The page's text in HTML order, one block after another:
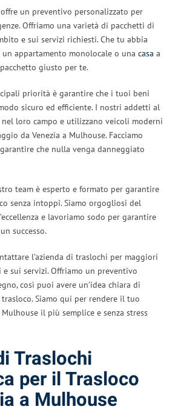
offre un preventivo personalizzato per
Offriamo una varietà di pacchetti di
e sui servizi richiesti. Che tu abbia
appartamento monolocale o una casa a
giusto per te.
priorità è garantire che i tuoi beni
sicuro ed efficiente. I nostri addetti al
loro campo e utilizzano veicoli moderni
da Venezia a Mulhouse. Facciamo
che nulla venga danneggiato
team è esperto e formato per garantire
senza intoppi. Siamo orgogliosi del
e lavoriamo sodo per garantire
successo.
l’azienda di traslochi per maggiori
sui servizi. Offriamo un preventivo
così puoi avere un’idea chiara di
Siamo qui per rendere il tuo
il più semplice e senza stress
Traslochi
per il Trasloco
a Mulhouse